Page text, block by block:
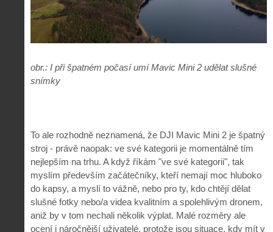
obr.: I při špatném počasí umí Mavic Mini 2 udělat slušné
snímky
To ale rozhodně neznamená, že DJI Mavic Mini 2 je špatný
stroj - právě naopak: ve své kategorii je momentálně tím
nejlepším na trhu. A když říkám "ve své kategorii", tak
myslím především začátečníky, kteří nemají moc hluboko
do kapsy, a myslí to vážně, nebo pro ty, kdo chtějí dělat
slušné fotky nebo/a videa kvalitním a spolehlivým dronem,
aniž by v tom nechali několik výplat. Malé rozměry ale
ocení i náročnější uživatelé, protože jsou situace, kdy mít v